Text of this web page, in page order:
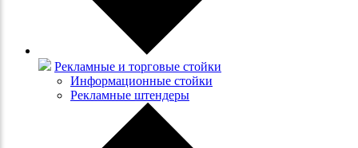
Рекламные и торговые стойки
Информационные стойки
Рекламные штендеры